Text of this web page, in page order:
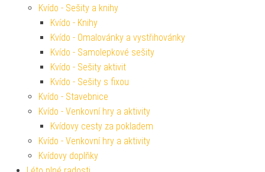
Kvído - Sešity a knihy
Kvído - Knihy
Kvído - Omalovánky a vystřihovánky
Kvído - Samolepkové sešity
Kvído - Sešity aktivit
Kvído - Sešity s fixou
Kvído - Stavebnice
Kvído - Venkovní hry a aktivity
Kvídovy cesty za pokladem
Kvído - Venkovní hry a aktivity
Kvídovy doplňky